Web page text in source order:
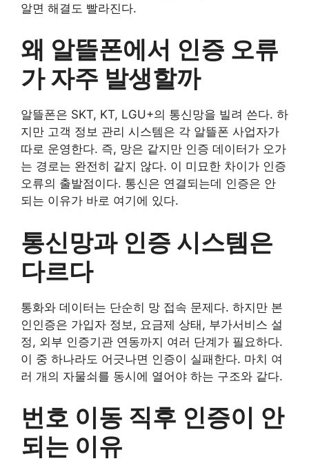
알면 해결도 빨라진다.
왜 알뜰폰에서 인증 오류
가 자주 발생할까
알뜰폰은 SKT, KT, LGU+의 통신망을 빌려 쓴다. 하
지만 고객 정보 관리 시스템은 각 알뜰폰 사업자가
따로 운영한다. 즉, 망은 같지만 인증 데이터가 오가
는 경로는 완전히 같지 않다. 이 미묘한 차이가 인증
오류의 출발점이다. 통신은 연결되는데 인증은 안
되는 이유가 바로 여기에 있다.
통신망과 인증 시스템은
다르다
통화와 데이터는 단순히 망 접속 문제다. 하지만 본
인인증은 가입자 정보, 요금제 상태, 부가서비스 설
정, 외부 인증기관 연동까지 여러 단계가 필요하다.
이 중 하나라도 어긋나면 인증이 실패한다. 마치 여
러 개의 자물쇠를 동시에 열어야 하는 구조와 같다.
번호 이동 직후 인증이 안
되는 이유